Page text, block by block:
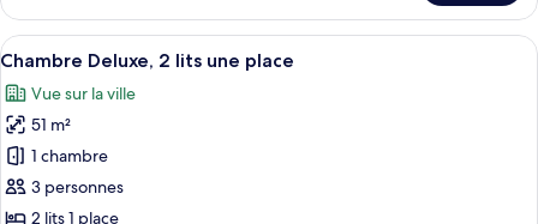
Twin
Beds,
Bay
View
(Deluxe
Marina)
le
type
de
Deluxe
Room,
Twin
Beds,
Bay
Afficher
toutes
les
photos
pour
ce
type
Chambre Deluxe, 2 lits une place |
12
Chambre Deluxe, 2 lits une place
Vue sur la ville
51 m²
1 chambre
3 personnes
2 lits 1 place